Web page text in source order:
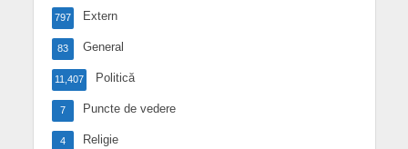
Extern
797
General
83
Politică
11,407
Puncte de vedere
7
Religie
4